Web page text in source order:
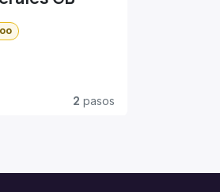
2 pasos